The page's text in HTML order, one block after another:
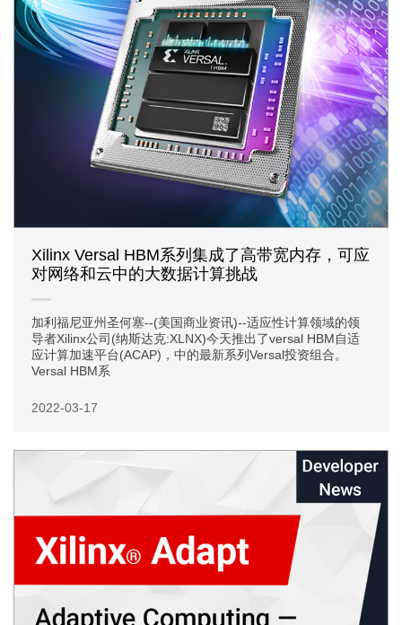
Xilinx Versal HBM系列集成了高带宽内存，可应
对网络和云中的大数据计算挑战
加利福尼亚州圣何塞--(美国商业资讯)--适应性计算领域的领
导者Xilinx公司(纳斯达克:XLNX)今天推出了versal HBM自适
应计算加速平台(ACAP)，中的最新系列Versal投资组合。
Versal HBM系
2022-03-17